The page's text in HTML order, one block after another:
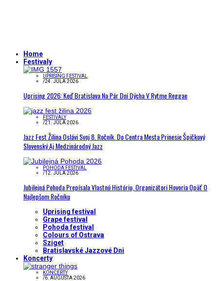
Home
Festivaly
UPRISING FESTIVAL
/24. JÚLA 2026
Uprising 2026: Keď Bratislava Na Pár Dní Dýcha V Rytme Reggae
FESTIVALY
/21. JÚLA 2026
Jazz Fest Žilina Oslávi Svoj 8. Ročník. Do Centra Mesta Prinesie Špičkový
Slovenský Aj Medzinárodný Jazz
POHODA FESTIVAL
/12. JÚLA 2026
Jubilejná Pohoda Prepísala Vlastnú Históriu, Organizátori Hovoria Opäť O
Najlepšom Ročníku
Uprising festival
Grape festival
Pohoda festival
Colours of Ostrava
Sziget
Bratislavské Jazzové Dni
Koncerty
KONCERTY
/6. AUGUSTA 2026